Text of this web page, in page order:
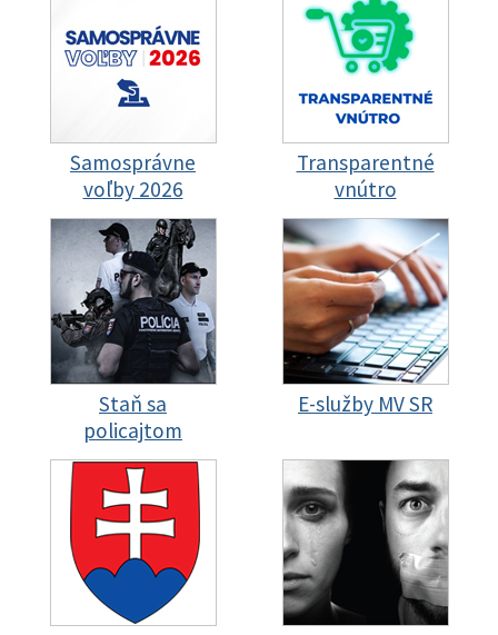
Samosprávne
voľby 2026
Transparentné
vnútro
Staň sa
policajtom
E-služby MV SR